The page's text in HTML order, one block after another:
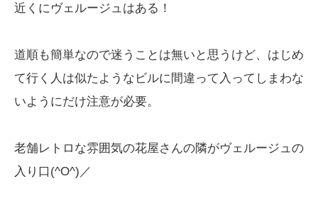
近くにヴェルージュはある！
道順も簡単なので迷うことは無いと思うけど、はじめ
て行く人は似たようなビルに間違って入ってしまわな
いようにだけ注意が必要。
老舗レトロな雰囲気の花屋さんの隣がヴェルージュの
入り口(^O^)／